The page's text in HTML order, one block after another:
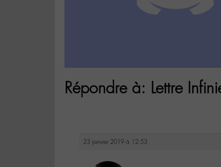
Répondre à: Lettre
23 janvier 2019 à 12:53